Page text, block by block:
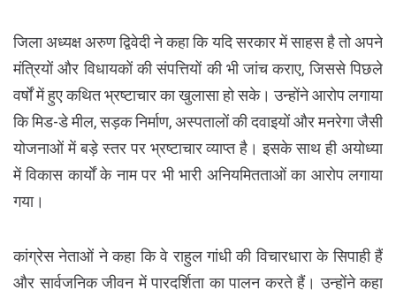
जिला अध्यक्ष अरुण द्विवेदी ने कहा कि यदि सरकार में साहस है तो अपने
मंत्रियों और विधायकों की संपत्तियों की भी जांच कराए, जिससे पिछले
वर्षों में हुए कथित भ्रष्टाचार का खुलासा हो सके। उन्होंने आरोप लगाया
कि मिड-डे मील, सड़क निर्माण, अस्पतालों की दवाइयों और मनरेगा जैसी
योजनाओं में बड़े स्तर पर भ्रष्टाचार व्याप्त है। इसके साथ ही अयोध्या
में विकास कार्यों के नाम पर भी भारी अनियमितताओं का आरोप लगाया
गया।
कांग्रेस नेताओं ने कहा कि वे राहुल गांधी की विचारधारा के सिपाही हैं
और सार्वजनिक जीवन में पारदर्शिता का पालन करते हैं। उन्होंने कहा